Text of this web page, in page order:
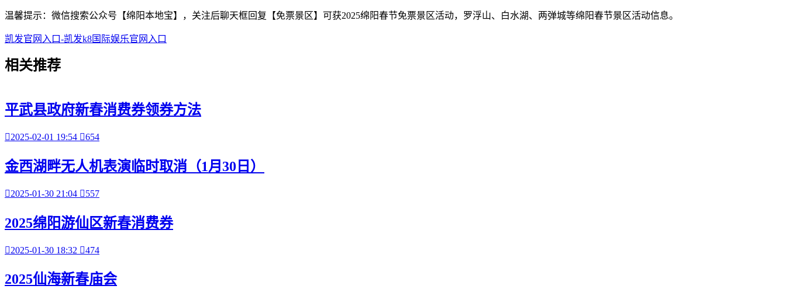
温馨提示：微信搜索公众号【绵阳本地宝】，关注后聊天框回复【免票景区】可获2025绵阳春节免票景区活动，罗浮山、白水湖、两弹城等绵阳春节景区活动信息。
凯发官网入口-凯发k8国际娱乐官网入口
相关推荐
平武县政府新春消费券领券方法
2025-02-01 19:54 654
金西湖畔无人机表演临时取消（1月30日）
2025-01-30 21:04 557
2025绵阳游仙区新春消费券
2025-01-30 18:32 474
2025仙海新春庙会